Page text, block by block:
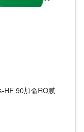
HF 90加侖RO膜